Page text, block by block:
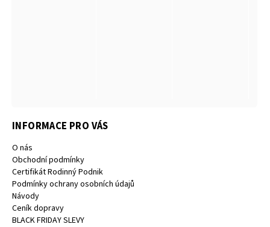
INFORMACE PRO VÁS
O nás
Obchodní podmínky
Certifikát Rodinný Podnik
Podmínky ochrany osobních údajů
Návody
Ceník dopravy
BLACK FRIDAY SLEVY